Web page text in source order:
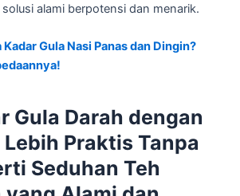
alami berpotensi dan menarik.
Kadar Gula Nasi Panas dan Dingin?
Gula Darah dengan
Praktis Tanpa
Seduhan Teh